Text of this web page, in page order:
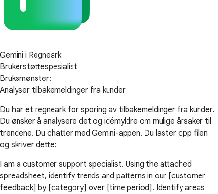
Gemini i Regneark
Brukerstøttespesialist
Bruksmønster:
Analyser tilbakemeldinger fra kunder
Du har et regneark for sporing av tilbakemeldinger fra kunder.
Du ønsker å analysere det og idémyldre om mulige årsaker til
trendene. Du chatter med Gemini-appen. Du laster opp filen
og skriver dette:
I am a customer support specialist. Using the attached
spreadsheet, identify trends and patterns in our [customer
feedback] by [category] over [time period]. Identify areas